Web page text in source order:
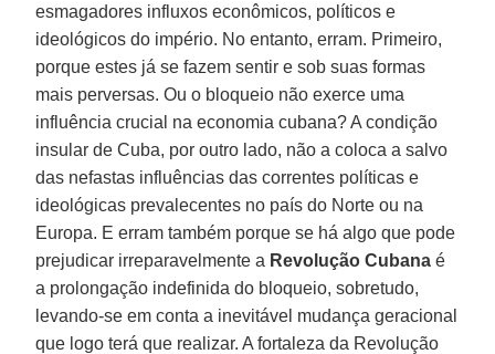
esmagadores influxos econômicos, políticos e
ideológicos do império. No entanto, erram. Primeiro,
porque estes já se fazem sentir e sob suas formas
mais perversas. Ou o bloqueio não exerce uma
influência crucial na economia cubana? A condição
insular de Cuba, por outro lado, não a coloca a salvo
das nefastas influências das correntes políticas e
ideológicas prevalecentes no país do Norte ou na
Europa. E erram também porque se há algo que pode
prejudicar irreparavelmente a Revolução Cubana é
a prolongação indefinida do bloqueio, sobretudo,
levando-se em conta a inevitável mudança geracional
que logo terá que realizar. A fortaleza da Revolução